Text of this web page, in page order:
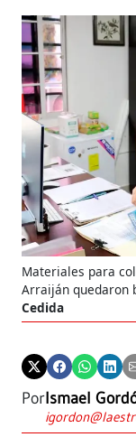
Materiales para
Arraiján quedaron
Cedida
PorIsmael